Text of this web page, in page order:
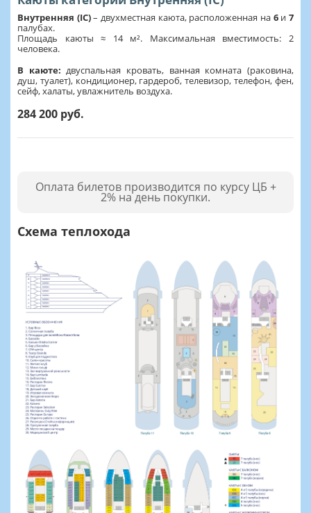
Внутренняя (IC)– двухместная каюта, расположенная на 6и7
палубах.
Площадь каюты ≈ 14 м². Максимальная вместимость: 2
человека.
В каюте: двуспальная кровать, ванная комната (раковина,
душ, туалет), кондиционер, гардероб, телевизор, телефон, фен,
сейф, халаты, увлажнитель воздуха.
284 200 руб.
Оплата билетов производится по курсу ЦБ +
2% на день покупки.
Схема теплохода